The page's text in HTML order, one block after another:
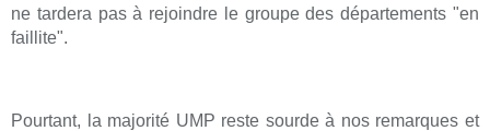
ne tardera pas à rejoindre le groupe des départements "en
faillite".
Pourtant, la majorité UMP reste sourde à nos remarques et